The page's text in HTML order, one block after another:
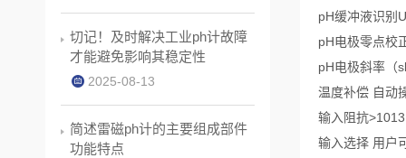
pH缓冲液识别
pH电极零点校
pH电极斜率（
温度补偿 自动
输入阻抗
输入选择 用户
切记！及时解决工业ph计故障
才能避免影响其稳定性
2025-08-13
简述雷磁ph计的主要组成部件
功能特点